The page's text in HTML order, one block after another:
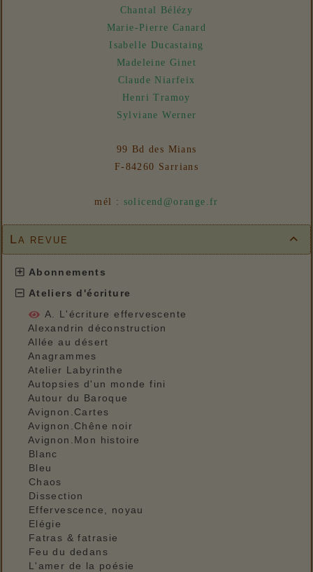
Chantal Bélézy
Marie-Pierre Canard
Isabelle Ducastaing
Madeleine Ginet
Claude Niarfeix
Henri Tramoy
Sylviane Werner
99 Bd des Mians
F-84260 Sarrians
mél : solicend@orange.fr

La revue
Abonnements
Ateliers d'écriture
A. L'écriture effervescente
Alexandrin déconstruction
Allée au désert
Anagrammes
Atelier Labyrinthe
Autopsies d'un monde fini
Autour du Baroque
Avignon.Cartes
Avignon.Chêne noir
Avignon.Mon histoire
Blanc
Bleu
Chaos
Dissection
Effervescence, noyau
Elégie
Fatras & fatrasie
Feu du dedans
L'amer de la poésie